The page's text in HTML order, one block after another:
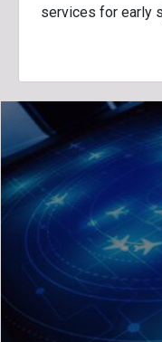
services for early